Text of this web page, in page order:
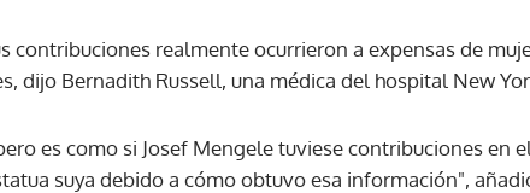
contribuciones realmente ocurrieron a expensas de
dijo Bernadith Russell, una médica del hospital New
es como si Josef Mengele tuviese contribuciones en
suya debido a cómo obtuvo esa información",